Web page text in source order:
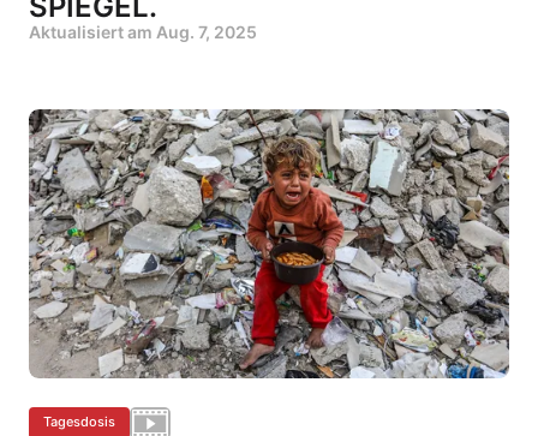
Aktualisiert am Aug. 7, 2025
Tagesdosis